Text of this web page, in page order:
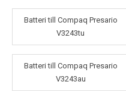
Batteri till Compaq Presario
V3243tu
Batteri till Compaq Presario
V3243au